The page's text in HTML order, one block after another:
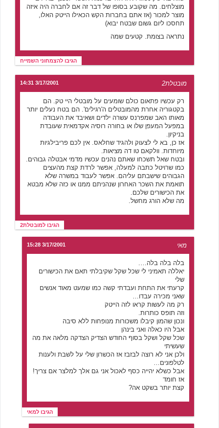
מוצלחים. מה שקובע בסופו של דבר זה אם לחברה היה איזה
מוצר למכור (אז אתם בחברות הקש הכאילו הייטק האלו,
תחסכו ליום גשום שבטח יבוא)
נתראה בצומת. קטעים שמה
הגיבו להצמחוני השמייח
מובטלת2 3/17/2001 14:31
רק עכשיו פתאום כולם שומעים על מובטלי היי טק. הם
בקטגוריה אחרת מהמובטלים ה'רגילים'. הם בטח נעלים יותר
מאותו האב שמפרנס עשרה ילדים ושאיבד את העבודה
במפעל המעפן שלו או בחורה רוסיה אקדמאית שעובדת
בניקיון.
אז כן, בא לי לצעוק ולהגיד שחלאס. אין לכם פריבילגיות
מיוחדות. וולקאם טו דה מציאות.
ובטח שאל תשכחו שאתם נהנים עכשיו מדמי אבטלה גבוהים.
כמו שרויטל כתבה למעלה, אפשר לרדת קצת מהעצים
הגבוהים שישבתם עליהם. אפשר לעבוד במשרה שלא
תואמת את השכר האחרון שנהניתם ממנו או כזה שלא מבטא
את הכישורים שלכם.
מה שלא הורג מחשל.
הגיבו למובטלת2
מאי 3/17/2001 15:28
בלה בלה בלה….
יאללה תאמיני לי שכל שקל שקיבלתי תאם את הכישורים
שלי
קרעתי את התחת ועבדתי קשה כמו שמעט מאוד אנשים
שאני מכירה עבדו…
רק מה לעשות קראו לזה הייטק
וזה תופס כותרות.
ונכון שהמון קיבלו משכורות מנופחות ללא סיבה
אבל היו כאלה ואני בינהן
שכל שקל ושקל בסוף החודש הצדיק הצדקה מלאה את מה
שעשיתי
ולכן אני לא רוצה לבזבז אז הכשרון שלי על לשבת ולענות
לטלפונים…
אבל כשלא יהייה כסף לאכול אני גם אלך למלצר אם צריך!
אז חומד
קצת יותר בשקט אה?
הגיבו למאי